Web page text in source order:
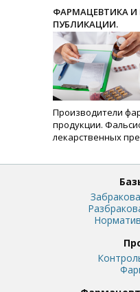
ФАРМАЦЕВТИКА
ПУБЛИКАЦИИ.
Производители
продукции.
лекарственных